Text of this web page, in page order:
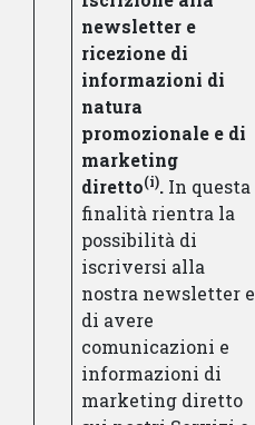
newsletter e
ricezione di
informazioni di
natura
promozionale e di
marketing
diretto(i). In questa
finalità rientra la
possibilità di
iscriversi alla
nostra newsletter e
di avere
comunicazioni e
informazioni di
marketing diretto